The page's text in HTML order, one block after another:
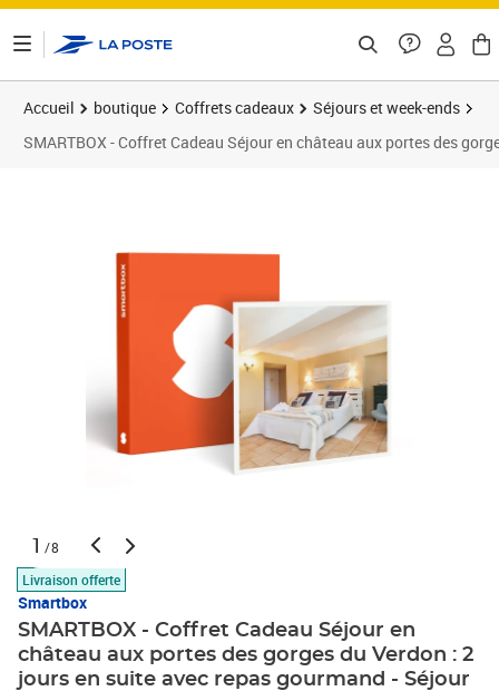
Accueil boutique Coffrets cadeaux
Séjours et week-ends
SMARTBOX - Coffret Cadeau Séjour en château aux portes des
1 /8
Livraison offerte
Smartbox
SMARTBOX - Coffret Cadeau Séjour en
château aux portes des gorges du Verdon : 2
jours en suite avec repas gourmand - Séjour